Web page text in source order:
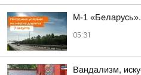
М-1
05:31
Вандализм,